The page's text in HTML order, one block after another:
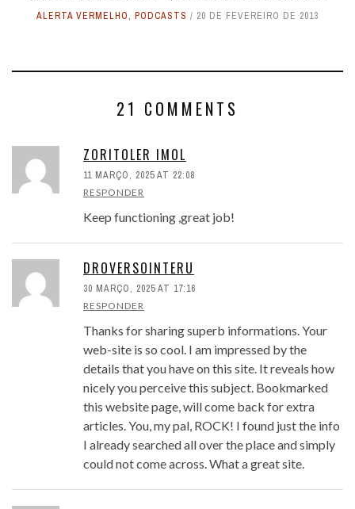
ALERTA VERMELHO, PODCASTS 20 DE FEVEREIRO DE 2013
21 COMMENTS
ZORITOLER IMOL
11 MARÇO, 2025 AT 22:08
RESPONDER
Keep functioning ,great job!
DROVERSOINTERU
30 MARÇO, 2025 AT 17:16
RESPONDER
Thanks for sharing superb informations. Your
web-site is so cool. I am impressed by the
details that you have on this site. It reveals how
nicely you perceive this subject. Bookmarked
this website page, will come back for extra
articles. You, my pal, ROCK! I found just the info
I already searched all over the place and simply
could not come across. What a great site.